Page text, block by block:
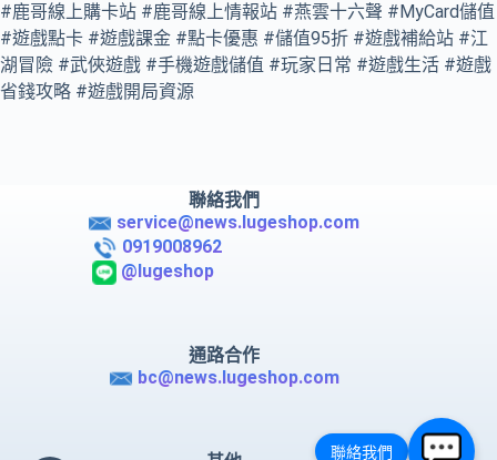
#鹿哥線上購卡站 #鹿哥線上情報站 #燕雲十六聲 #MyCard儲值
#遊戲點卡 #遊戲課金 #點卡優惠 #儲值95折 #遊戲補給站 #江
湖冒險 #武俠遊戲 #手機遊戲儲值 #玩家日常 #遊戲生活 #遊戲
省錢攻略 #遊戲開局資源
聯絡我們
service@news.lugeshop.com
0919008962
@lugeshop
通路合作
bc@news.lugeshop.com
聯絡我們